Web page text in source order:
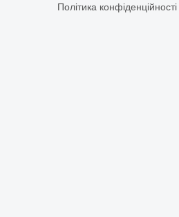
Політика конфіденційності